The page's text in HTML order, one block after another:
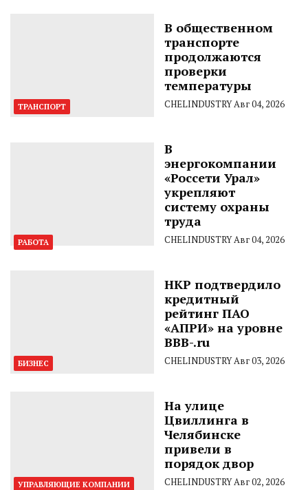
ТРАНСПОРТ
В общественном
транспорте
продолжаются
проверки
температуры
CHELINDUSTRYАвг 04, 2026
РАБОТА
В
энергокомпании
«Россети Урал»
укрепляют
систему охраны
труда
CHELINDUSTRYАвг 04, 2026
БИЗНЕС
НКР подтвердило
кредитный
рейтинг ПАО
«АПРИ» на уровне
BBB-.ru
CHELINDUSTRYАвг 03, 2026
УПРАВЛЯЮЩИЕ КОМПАНИИ
На улице
Цвиллинга в
Челябинске
привели в
порядок двор
CHELINDUSTRYАвг 02, 2026